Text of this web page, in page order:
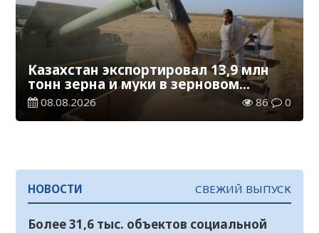
Казахстан экспортировал 13,9 млн
тонн зерна и муки в зерновом
эквиваленте
08.08.2026 86 0
НОВОСТИ СВЕЖИЙ ВЫПУСК
Более 31,6 тыс. объектов социальной